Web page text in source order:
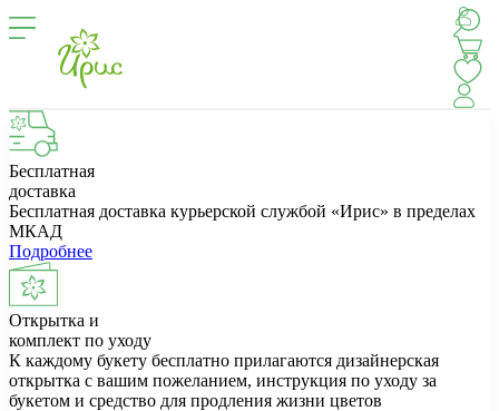
Бесплатная
доставка
Бесплатная доставка курьерской службой «Ирис» в пределах
МКАД
Подробнее
Открытка и
комплект по уходу
К каждому букету бесплатно прилагаются дизайнерская
открытка с вашим пожеланием, инструкция по уходу за
букетом и средство для продления жизни цветов